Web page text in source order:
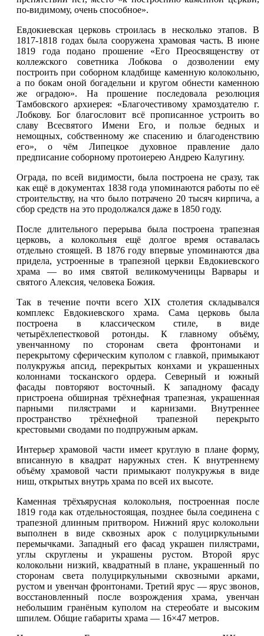
по-видимому, очень способное».
Евдокиевская церковь строилась в несколько этапов. В
1817-1818 годах была сооружена храмовая часть. В июне
1819 года подано прошение «Его Преосвященству от
коллежского советника Лобкова о дозволении ему
построить при соборном кладбище каменную колокольню,
а по бокам оной богадельни и кругом обнести каменною
же оградою». На прошение последовала резолюция
Тамбовского архиерея: «Благочестивому храмоздателю г.
Лобкову. Бог благословит всё прописанное устроить во
славу Всесвятого Имени Его, и пользе бедных и
немощных, собственному же спасению и благоденствию
его», о чём Липецкое духовное правление дало
предписание соборному протоиерею Андрею Калугину.
Ограда, по всей видимости, была построена не сразу, так
как ещё в документах 1838 года упоминаются работы по её
строительству, на что было потрачено 20 тысяч кирпича, а
сбор средств на это продолжался даже в 1850 году.
После длительного перерыва была построена трапезная
церковь, а колокольня ещё долгое время оставалась
отдельно стоящей. В 1876 году впервые упоминаются два
придела, устроенные в трапезной церкви Евдокиевского
храма — во имя святой великомученицы Варвары и
святого Алексия, человека Божия.
Так в течение почти всего XIX столетия складывался
комплекс Евдокиевского храма. Сама церковь была
построена в классическом стиле, в виде
четырёхлепестковой ротонды. К главному объёму,
увенчанному по сторонам света фронтонами и
перекрытому сферическим куполом с главкой, примыкают
полукружья апсид, перекрытых конхами и украшенных
колоннами тосканского ордера. Северный и южный
фасады повторяют восточный. К западному фасаду
пристроена обширная трёхнефная трапезная, украшенная
парными пилястрами и карнизами. Внутреннее
пространство трёхнефной трапезной перекрыто
крестовыми сводами по подпружным аркам.
Интерьер храмовой части имеет круглую в плане форму,
вписанную в квадрат наружных стен. К внутреннему
объёму храмовой части примыкают полукружья в виде
ниш, открытых внутрь храма по всей их высоте.
Каменная трёхъярусная колокольня, построенная после
1819 года как отдельностоящая, позднее была соединена с
трапезной длинным притвором. Нижний ярус колокольни
выполнен в виде сквозных арок с полуциркульными
перемычками. Западный его фасад украшен пилястрами,
углы скруглены и украшены рустом. Второй ярус
колокольни низкий, квадратный в плане, украшенный по
сторонам света полуциркульными сквозными арками,
рустом и увенчан фронтонами. Третий ярус — ярус звонов,
восстановленный после возрождения храма, увенчан
небольшим гранёным куполом на стереобате и высоким
шпилем. Общие габариты храма — 16×47 метров.